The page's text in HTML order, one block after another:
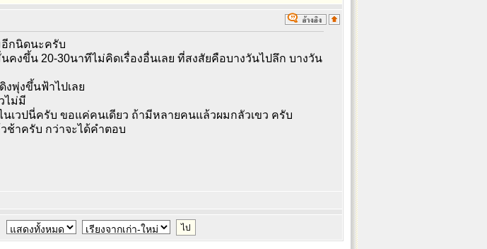
กนิดนะครับ
คงขึ้น 20-30นาทีไม่คิดเรื่องอื่นเลย ที่สงสัยคือบางวันไปลึก บางวัน
งพุ่งขึ้นฟ้าไปเลย
ไม่มี
เวปนี่ครับ ขอแค่คนเดียว ถ้ามีหลายคนแล้วผมกลัวเขว ครับ
ช้าครับ กว่าจะได้คำตอบ